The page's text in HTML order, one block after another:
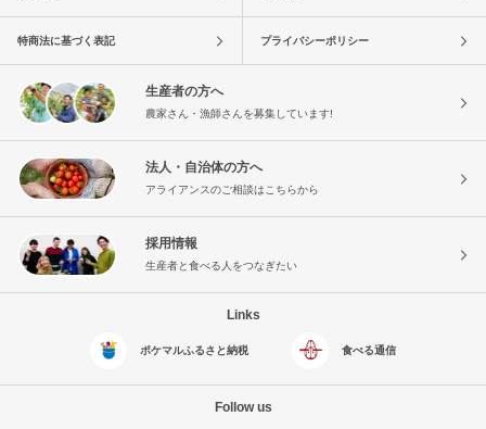
特商法に基づく表記 プライバシーポリシー
生産者の方へ
農家さん・漁師さんを募集しています!
法人・自治体の方へ
アライアンスのご相談はこちらから
採用情報
生産者と食べる人をつなぎたい
Links
ポケマルふるさと納税 食べる通信
Follow us